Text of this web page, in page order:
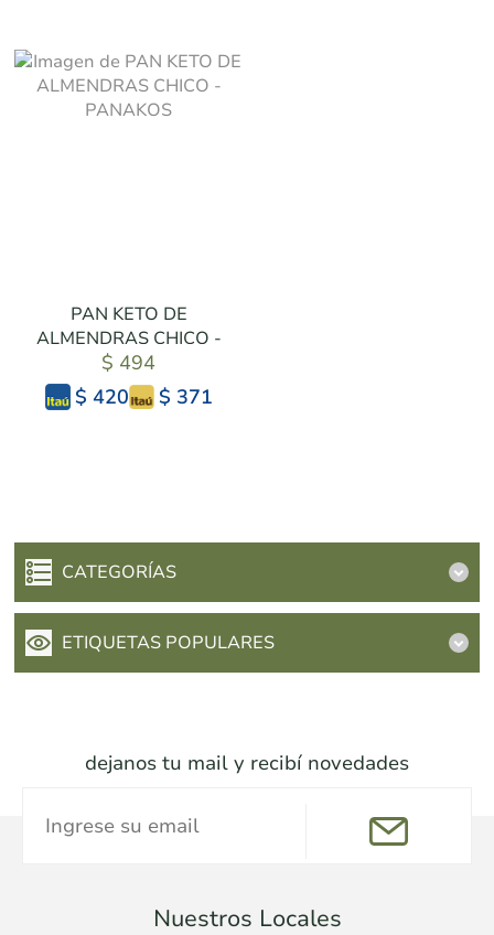
PAN KETO DE
ALMENDRAS CHICO -
PANAKOS
$ 494
$ 420
$ 371
CATEGORÍAS
ETIQUETAS POPULARES
dejanos tu mail y recibí novedades
Nuestros Locales